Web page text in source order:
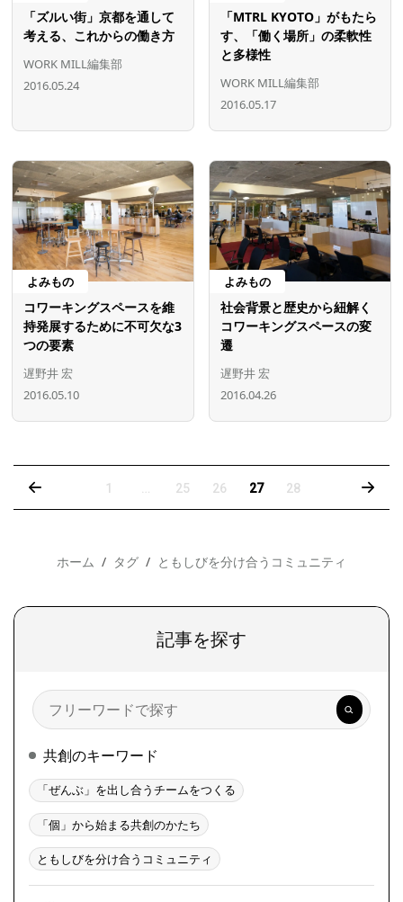
「ズルい街」京都を通して
考える、これからの働き方
WORK MILL編集部
2016.05.24
「MTRL KYOTO」がもたら
す、「働く場所」の柔軟性
と多様性
WORK MILL編集部
2016.05.17
よみもの
コワーキングスペースを維
持発展するために不可欠な3
つの要素
遅野井 宏
2016.05.10
よみもの
社会背景と歴史から紐解く
コワーキングスペースの変
遷
遅野井 宏
2016.04.26
1 25 26 27 28
ホーム タグ ともしびを分け合うコミュニティ
記事を探す
検
索
共創のキーワード
「ぜんぶ」を出し合うチームをつくる
「個」から始まる共創のかたち
ともしびを分け合うコミュニティ